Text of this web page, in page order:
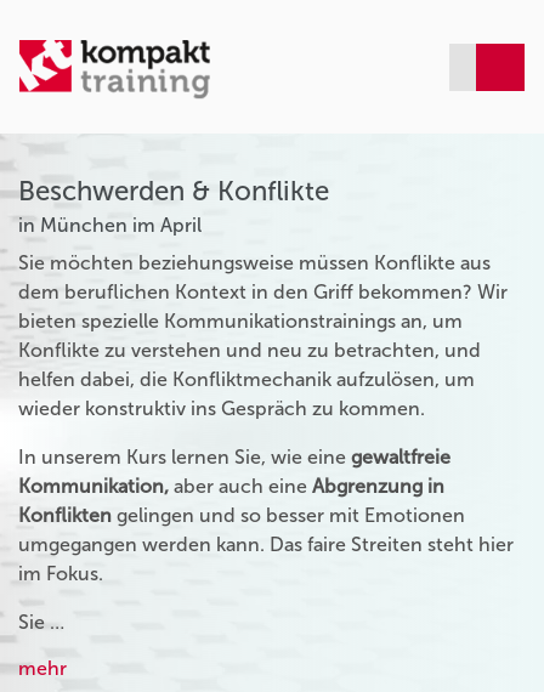
Beschwerden & Konflikte
in München im April
Sie möchten beziehungsweise müssen Konflikte aus
dem beruflichen Kontext in den Griff bekommen? Wir
bieten spezielle Kommunikationstrainings an, um
Konflikte zu verstehen und neu zu betrachten, und
helfen dabei, die Konfliktmechanik aufzulösen, um
wieder konstruktiv ins Gespräch zu kommen.
In unserem Kurs lernen Sie, wie eine gewaltfreie
Kommunikation, aber auch eine Abgrenzung in
Konflikten gelingen und so besser mit Emotionen
umgegangen werden kann. Das faire Streiten steht hier
im Fokus.
Sie …
mehr